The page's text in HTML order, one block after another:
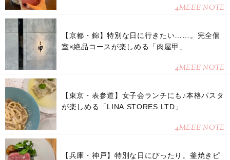
4MEEE NOTE
【京都・錦】特別な日に行きたい……。完全個
室×絶品コースが楽しめる「肉屋甲」
4MEEE NOTE
【東京・表参道】女子会ランチにも♪本格パスタ
が楽しめる「LINA STORES LTD」
4MEEE NOTE
【兵庫・神戸】特別な日にぴったり。釜焼きピ